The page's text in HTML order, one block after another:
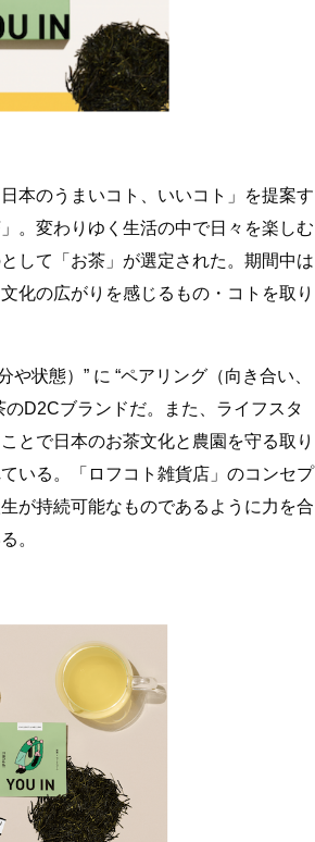
本のうまいコト、いいコト」を提案す
。変わりゆく生活の中で日々を楽しむ
して「お茶」が選定された。期間中は
化の広がりを感じるもの・コトを取り
状態）” に “ペアリング（向き合い、
D2Cブランドだ。また、ライフスタ
とで日本のお茶文化と農園を守る取り
いる。「ロフコト雑貨店」のコンセプ
が持続可能なものであるように力を合
。